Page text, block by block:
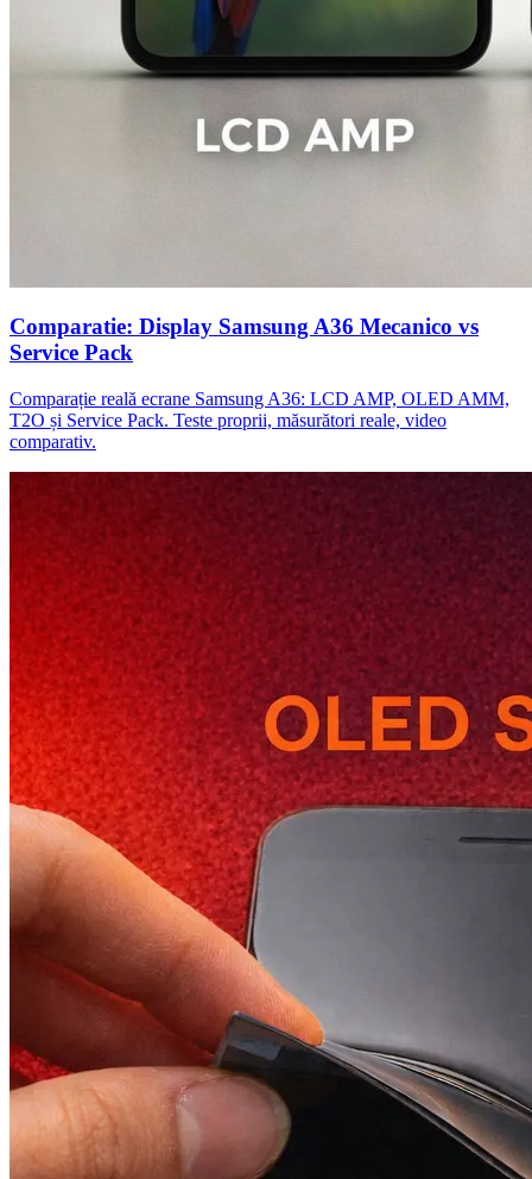
Comparatie: Display Samsung A36 Mecanico vs
Service Pack
Comparație reală ecrane Samsung A36: LCD AMP, OLED AMM,
T2O și Service Pack. Teste proprii, măsurători reale, video
comparativ.